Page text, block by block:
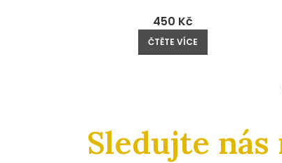
450 Kč
ČTĚTE VÍCE
Sledujte